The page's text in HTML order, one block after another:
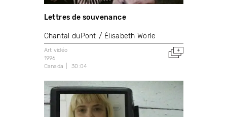
Lettres de souvenance
Chantal duPont Élisabeth Wörle
Art vidéo
1996
Canada
30:04